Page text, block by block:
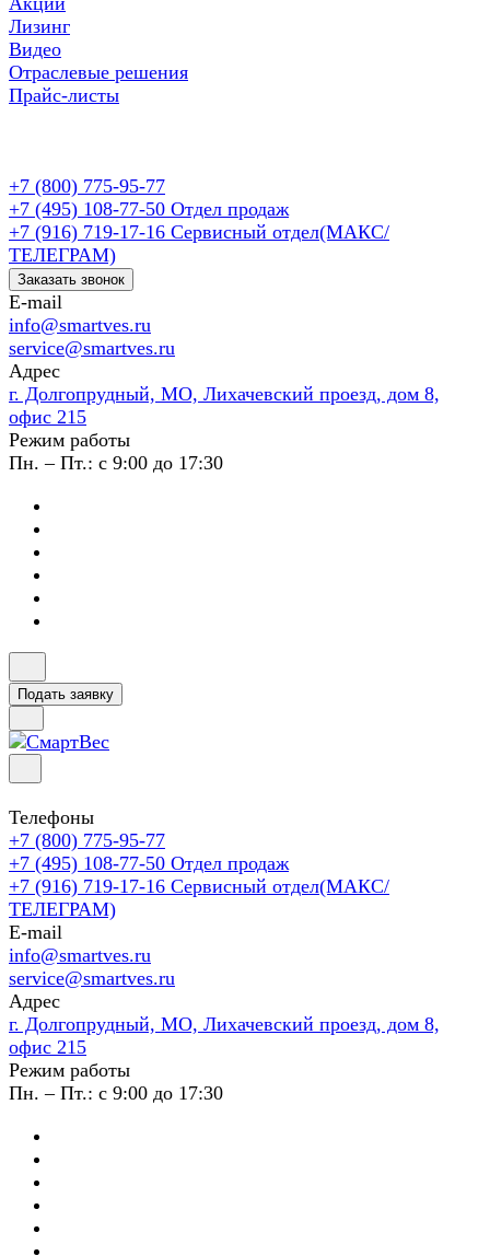
Лизинг
Видео
Отраслевые решения
Прайс-листы
+7 (800) 775-95-77
+7 (495) 108-77-50 Отдел продаж
+7 (916) 719-17-16 Сервисный отдел(МАКС/
ТЕЛЕГРАМ)
Заказать звонок
E-mail
info@smartves.ru
service@smartves.ru
Адрес
г. Долгопрудный, МО, Лихачевский проезд, дом 8,
офис 215
Режим работы
Пн. – Пт.: с 9:00 до 17:30
Подать заявку
Телефоны
+7 (800) 775-95-77
+7 (495) 108-77-50 Отдел продаж
+7 (916) 719-17-16 Сервисный отдел(МАКС/
ТЕЛЕГРАМ)
E-mail
info@smartves.ru
service@smartves.ru
Адрес
г. Долгопрудный, МО, Лихачевский проезд, дом 8,
офис 215
Режим работы
Пн. – Пт.: с 9:00 до 17:30